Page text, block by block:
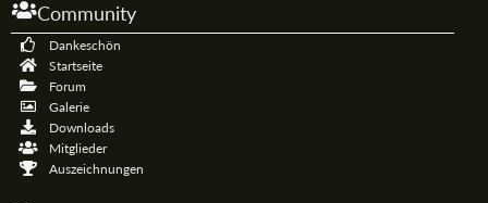
Community
Dankeschön
Startseite
Forum
Galerie
Downloads
Mitglieder
Auszeichnungen